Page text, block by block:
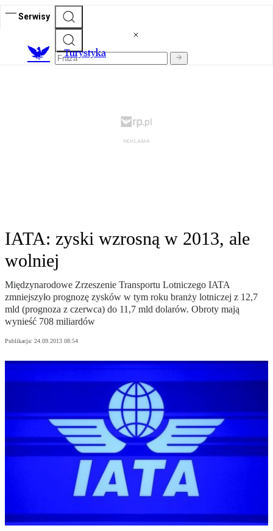
Serwisy
Turystyka
IATA: zyski wzrosną w 2013, ale
wolniej
Międzynarodowe Zrzeszenie Transportu Lotniczego IATA
zmniejszyło prognozę zysków w tym roku branży lotniczej z 12,7
mld (prognoza z czerwca) do 11,7 mld dolarów. Obroty mają
wynieść 708 miliardów
Publikacja: 24.09.2013 08:54